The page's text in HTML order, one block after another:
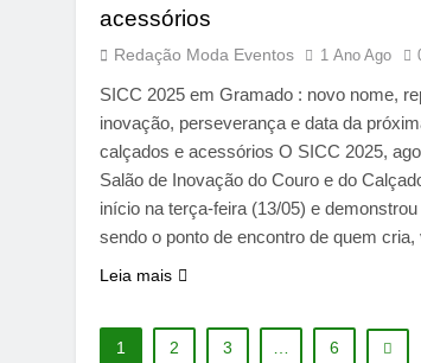
acessórios
Redação Moda Eventos 1 Ano Ago
SICC 2025 em Gramado : novo nome,
inovação, perseverança e data da
calçados e acessórios O SICC 2025,
Salão de Inovação do Couro e do
início na terça-feira (13/05) e
sendo o ponto de encontro de quem
Leia mais
1 2 3 6